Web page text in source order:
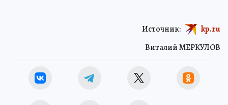
Виталий МЕРКУЛОВ
Источник: kp.ru